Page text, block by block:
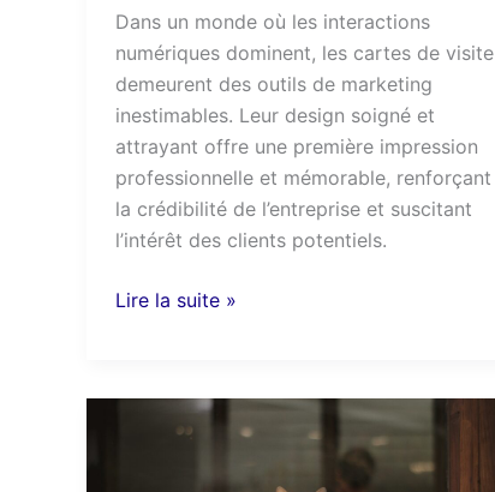
Dans un monde où les interactions
numériques dominent, les cartes de visite
demeurent des outils de marketing
inestimables. Leur design soigné et
attrayant offre une première impression
professionnelle et mémorable, renforçant
la crédibilité de l’entreprise et suscitant
l’intérêt des clients potentiels.
Lire la suite »